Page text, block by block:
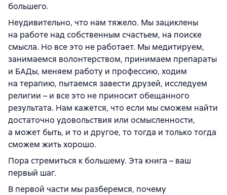
большего.
Неудивительно, что нам тяжело. Мы зациклены
на работе над собственным счастьем, на поиске
смысла. Но все это не работает. Мы медитируем,
занимаемся волонтерством, принимаем препараты
и БАДы, меняем работу и профессию, ходим
на терапию, пытаемся завести друзей, исследуем
религии – и все это не приносит обещанного
результата. Нам кажется, что если мы сможем найти
достаточно удовольствия или осмысленности,
а может быть, и то и другое, то тогда и только тогда
сможем жить хорошо.
Пора стремиться к большему. Эта книга – ваш
первый шаг.
В первой части мы разберемся, почему